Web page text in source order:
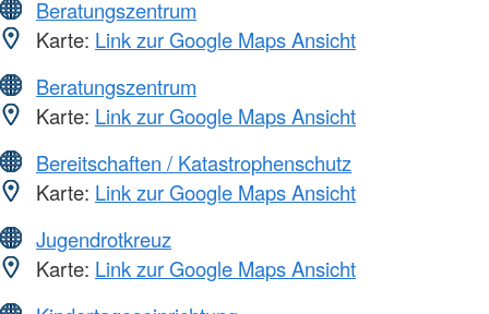
Beratungszentrum
Karte: Link zur Google Maps Ansicht
Beratungszentrum
Karte: Link zur Google Maps Ansicht
Bereitschaften / Katastrophenschutz
Karte: Link zur Google Maps Ansicht
Jugendrotkreuz
Karte: Link zur Google Maps Ansicht